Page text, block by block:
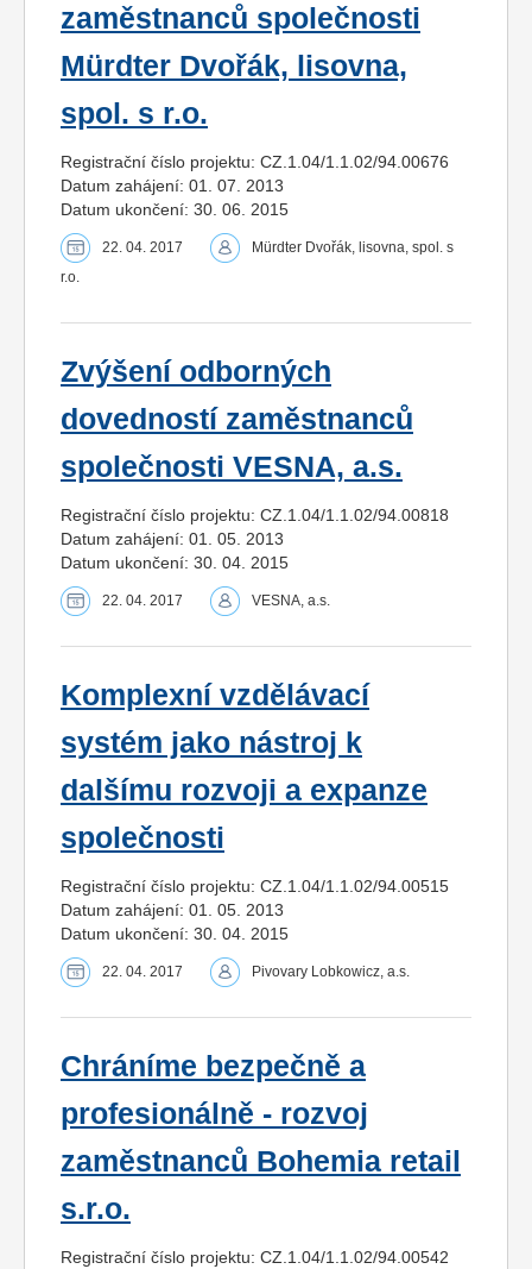
zaměstnanců společnosti
Mürdter Dvořák, lisovna,
spol. s r.o.
Registrační číslo projektu: CZ.1.04/1.1.02/94.00676
Datum zahájení: 01. 07. 2013
Datum ukončení: 30. 06. 2015
22. 04. 2017
Mürdter Dvořák, lisovna, spol. s
r.o.
Zvýšení odborných
dovedností zaměstnanců
společnosti VESNA, a.s.
Registrační číslo projektu: CZ.1.04/1.1.02/94.00818
Datum zahájení: 01. 05. 2013
Datum ukončení: 30. 04. 2015
22. 04. 2017 VESNA, a.s.
Komplexní vzdělávací
systém jako nástroj k
dalšímu rozvoji a expanze
společnosti
Registrační číslo projektu: CZ.1.04/1.1.02/94.00515
Datum zahájení: 01. 05. 2013
Datum ukončení: 30. 04. 2015
22. 04. 2017 Pivovary Lobkowicz, a.s.
Chráníme bezpečně a
profesionálně - rozvoj
zaměstnanců Bohemia retail
s.r.o.
Registrační číslo projektu: CZ.1.04/1.1.02/94.00542